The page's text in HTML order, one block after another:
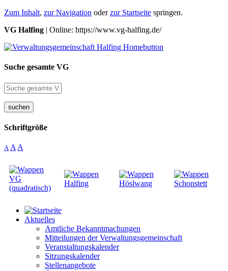
Zum Inhalt, zur Navigation oderzur Startseite springen.
VG Halfing | Online: https://www.vg-halfing.de/
Suche gesamte VG
suchen
Schriftgröße
A A A
Aktuelles
Amtliche Bekanntmachungen
Mitteilungen der Verwaltungsgemeinschaft
Veranstaltungskalender
Sitzungskalender
Stellenangebote